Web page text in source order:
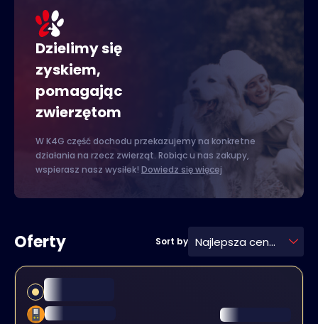
Dzielimy się
zyskiem,
pomagając
zwierzętom
W K4G część dochodu przekazujemy na konkretne
działania na rzecz zwierząt. Robiąc u nas zakupy,
wspierasz nasz wysiłek! Dowiedz się więcej
Oferty Sort by Najlepsza cena